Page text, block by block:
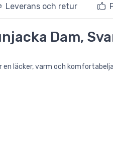
Leverans och retur
Dam,
en läcker, varm och